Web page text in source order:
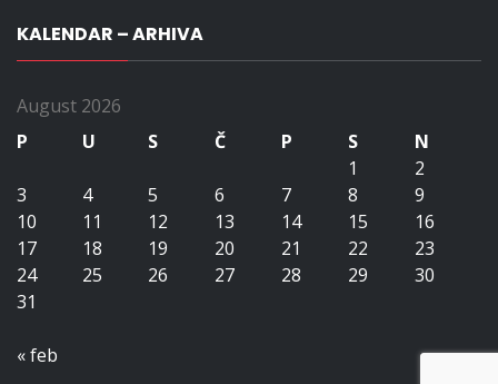
KALENDAR – ARHIVA
August 2026
P
U S Č P S
N
1
2
3
4 5 6 7 8
9
10
11 12 13 14 15
16
17
18 19 20 21 22
23
24
25 26 27 28 29
30
31
« feb